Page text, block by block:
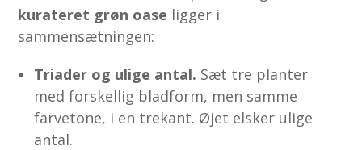
kurateret grøn oase ligger i
sammensætningen:
Triader og ulige antal. Sæt tre planter
med forskellig bladform, men samme
farvetone, i en trekant. Øjet elsker ulige
antal.